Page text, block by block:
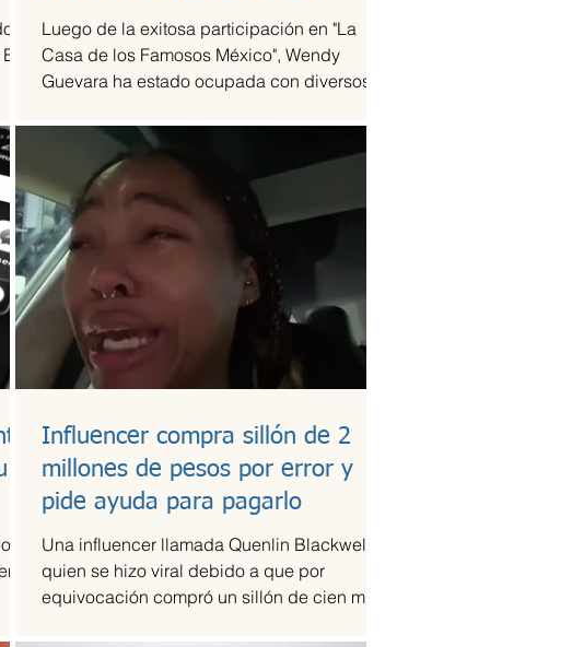
Luego de la exitosa participación en "La
Casa de los Famosos México", Wendy
Guevara ha estado ocupada con diversos
tu
Influencer compra sillón de 2
millones de pesos por error y
pide ayuda para pagarlo
Una influencer llamada Quenlin Blackwell,
quien se hizo viral debido a que por
equivocación compró un sillón de cien mil